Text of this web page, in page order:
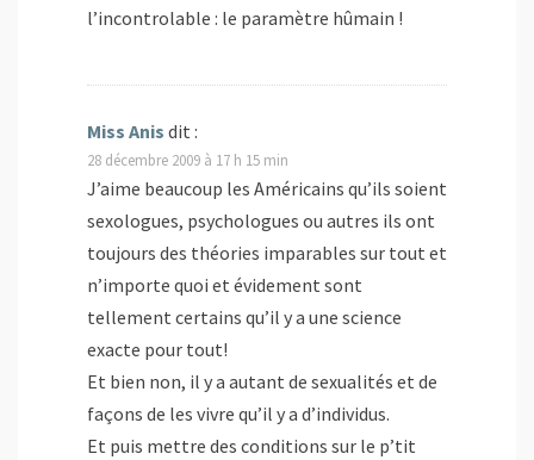
l’incontrolable : le paramètre hûmain !
Miss Anis dit :
28 décembre 2009 à 17 h 15 min
J’aime beaucoup les Américains qu’ils soient
sexologues, psychologues ou autres ils ont
toujours des théories imparables sur tout et
n’importe quoi et évidement sont
tellement certains qu’il y a une science
exacte pour tout!
Et bien non, il y a autant de sexualités et de
façons de les vivre qu’il y a d’individus.
Et puis mettre des conditions sur le p’tit